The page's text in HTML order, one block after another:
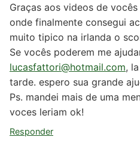
Graças aos videos de
onde finalmente consegui
muito tipico na irlanda o
Se vocês poderem me
lucasfattori@hotmail.com,
tarde. espero sua grande
Ps. mandei mais de uma
voces leriam ok!
Responder